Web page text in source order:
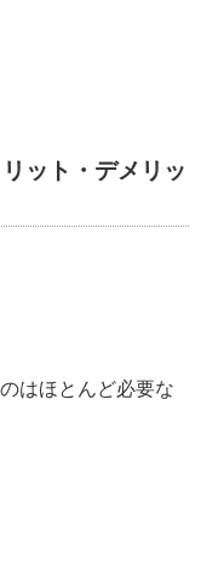
ット・デメリッ
はほとんど必要な